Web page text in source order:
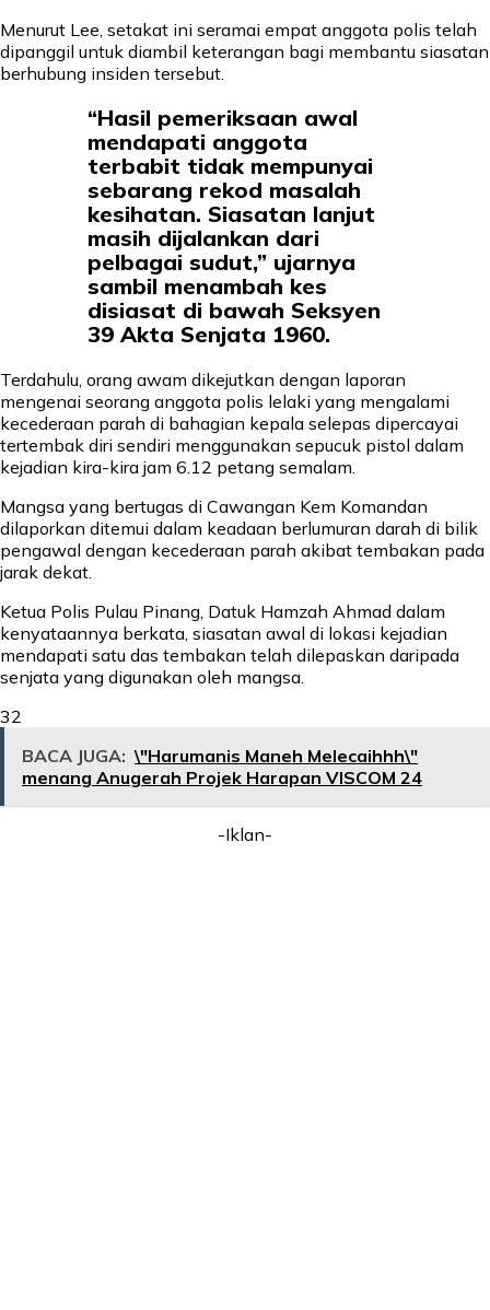
Menurut Lee, setakat ini seramai empat anggota polis telah
dipanggil untuk diambil keterangan bagi membantu siasatan
berhubung insiden tersebut.
“Hasil pemeriksaan awal
mendapati anggota
terbabit tidak mempunyai
sebarang rekod masalah
kesihatan. Siasatan lanjut
masih dijalankan dari
pelbagai sudut,” ujarnya
sambil menambah kes
disiasat di bawah Seksyen
39 Akta Senjata 1960.
Terdahulu, orang awam dikejutkan dengan laporan
mengenai seorang anggota polis lelaki yang mengalami
kecederaan parah di bahagian kepala selepas dipercayai
tertembak diri sendiri menggunakan sepucuk pistol dalam
kejadian kira-kira jam 6.12 petang semalam.
Mangsa yang bertugas di Cawangan Kem Komandan
dilaporkan ditemui dalam keadaan berlumuran darah di bilik
pengawal dengan kecederaan parah akibat tembakan pada
jarak dekat.
Ketua Polis Pulau Pinang, Datuk Hamzah Ahmad dalam
kenyataannya berkata, siasatan awal di lokasi kejadian
mendapati satu das tembakan telah dilepaskan daripada
senjata yang digunakan oleh mangsa.
32
BACA JUGA: \"Harumanis Maneh Melecaihhh\"
menang Anugerah Projek Harapan VISCOM 24
-Iklan-